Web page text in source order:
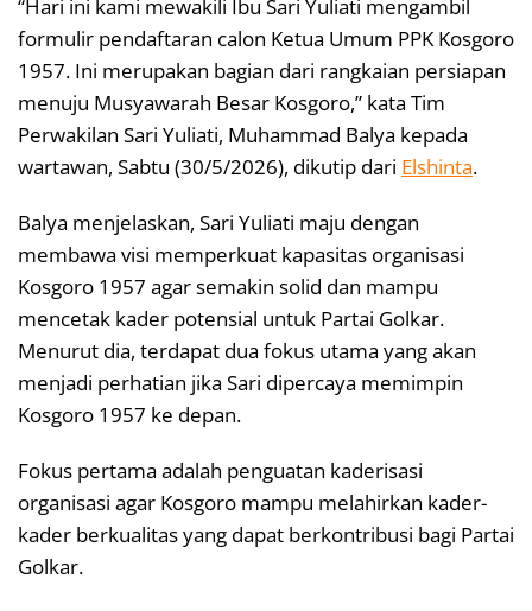
“Hari ini kami mewakili Ibu Sari Yuliati mengambil
formulir pendaftaran calon Ketua Umum PPK Kosgoro
1957. Ini merupakan bagian dari rangkaian persiapan
menuju Musyawarah Besar Kosgoro,” kata Tim
Perwakilan Sari Yuliati, Muhammad Balya kepada
wartawan, Sabtu (30/5/2026), dikutip dari Elshinta.
Balya menjelaskan, Sari Yuliati maju dengan
membawa visi memperkuat kapasitas organisasi
Kosgoro 1957 agar semakin solid dan mampu
mencetak kader potensial untuk Partai Golkar.
Menurut dia, terdapat dua fokus utama yang akan
menjadi perhatian jika Sari dipercaya memimpin
Kosgoro 1957 ke depan.
Fokus pertama adalah penguatan kaderisasi
organisasi agar Kosgoro mampu melahirkan kader-
kader berkualitas yang dapat berkontribusi bagi Partai
Golkar.